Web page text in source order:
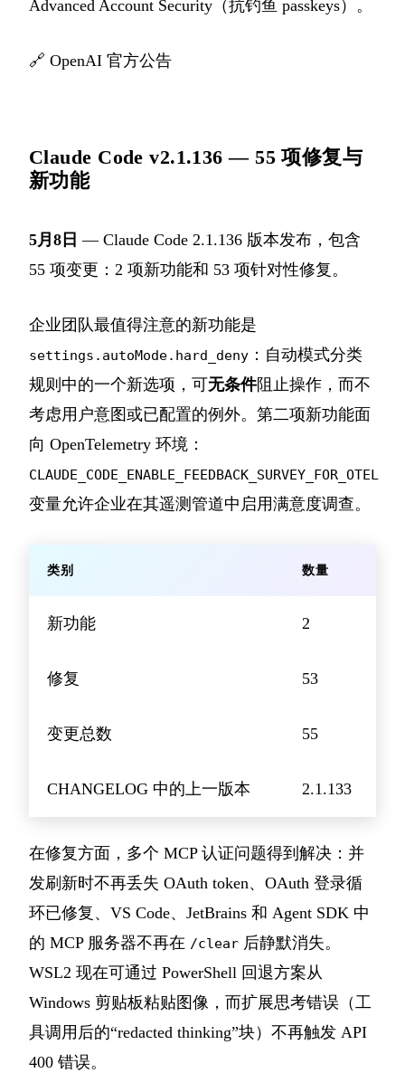
Advanced Account Security（抗钓鱼 passkeys）。
🔗 OpenAI 官方公告
Claude Code v2.1.136 — 55 项修复与
新功能
5月8日 — Claude Code 2.1.136 版本发布，包含
55 项变更：2 项新功能和 53 项针对性修复。
企业团队最值得注意的新功能是
settings.autoMode.hard_deny ：自动模式分类
规则中的一个新选项，可无条件阻止操作，而不
考虑用户意图或已配置的例外。第二项新功能面
向 OpenTelemetry 环境：
CLAUDE_CODE_ENABLE_FEEDBACK_SURVEY_FOR_OTEL
变量允许企业在其遥测管道中启用满意度调查。
类别 数量
新功能 2
修复 53
变更总数 55
CHANGELOG 中的上一版本 2.1.133
在修复方面，多个 MCP 认证问题得到解决：并
发刷新时不再丢失 OAuth token、OAuth 登录循
环已修复、VS Code、JetBrains 和 Agent SDK 中
的 MCP 服务器不再在 /clear 后静默消失。
WSL2 现在可通过 PowerShell 回退方案从
Windows 剪贴板粘贴图像，而扩展思考错误（工
具调用后的“redacted thinking”块）不再触发 API
400 错误。